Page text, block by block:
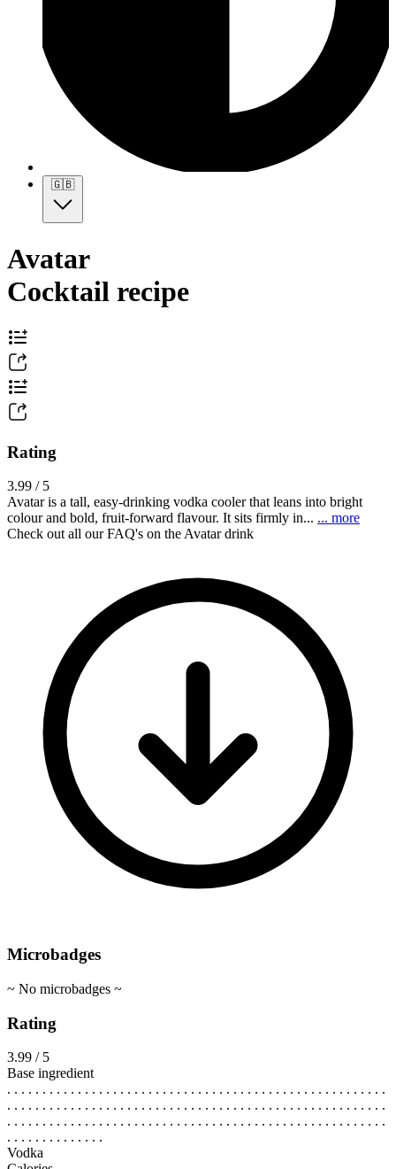
🇬🇧
Avatar
Cocktail recipe
Rating
3.99 / 5
Avatar is a tall, easy-drinking vodka cooler that leans into bright
colour and bold, fruit-forward flavour. It sits firmly in... ... more
Check out all our FAQ's on the Avatar drink
Microbadges
~ No microbadges ~
Rating
3.99 / 5
Base ingredient
. . . . . . . . . . . . . . . . . . . . . . . . . . . . . . . . . . . . . . . . . . . . . . . . . . . . . .
. . . . . . . . . . . . . . . . . . . . . . . . . . . . . . . . . . . . . . . . . . . . . . . . . . . . . .
. . . . . . . . . . . . . . . . . . . . . . . . . . . . . . . . . . . . . . . . . . . . . . . . . . . . . .
. . . . . . . . . . . . . .
Vodka